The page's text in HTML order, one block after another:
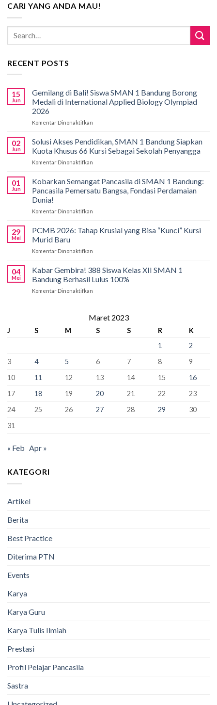
CARI YANG ANDA MAU!
RECENT POSTS
15
Jun
Gemilang di Bali! Siswa SMAN 1 Bandung Borong
Medali di International Applied Biology Olympiad
2026
Komentar Dinonaktifkan
di
Bali!
Siswa
Bandung
Borong
Biology
02
Jun
Solusi Akses Pendidikan, SMAN 1 Bandung Siapkan
Kuota Khusus 66 Kursi Sebagai Sekolah Penyangga
Komentar Dinonaktifkan
Akses
Pendidikan,
SMAN
Kuota
Khusus
Sekolah
Penyangga
01
Jun
Kobarkan Semangat Pancasila di SMAN 1 Bandung:
Pancasila Pemersatu Bangsa, Fondasi Perdamaian
Dunia!
Komentar Dinonaktifkan
Semangat
Pancasila
Bandung:
Pancasila
Dunia!
29
Mei
PCMB 2026: Tahap Krusial yang Bisa “Kunci” Kursi
Murid Baru
Komentar Dinonaktifkan
2026:
Tahap
Krusial
Kursi
Baru
04
Mei
Kabar Gembira! 388 Siswa Kelas XII SMAN 1
Bandung Berhasil Lulus 100%
Komentar Dinonaktifkan
388
Kelas
Bandung
Lulus
100%
Maret 2023
J S M S S R
K
1
2
3
4 5 6 7 8
9
10
11 12 13 14 15
16
17
18 19 20 21 22
23
24
25 26 27 28 29
30
31
« Feb Apr »
KATEGORI
Artikel
Berita
Best Practice
Diterima PTN
Events
Karya
Karya Guru
Karya Tulis Ilmiah
Prestasi
Profil Pelajar Pancasila
Sastra